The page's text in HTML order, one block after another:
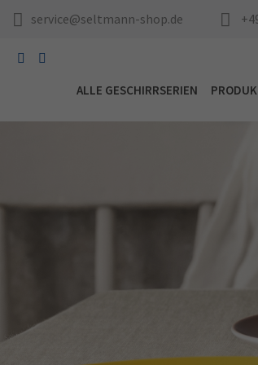
service@seltmann-shop.de
ALLE GESCHIRRSERIEN